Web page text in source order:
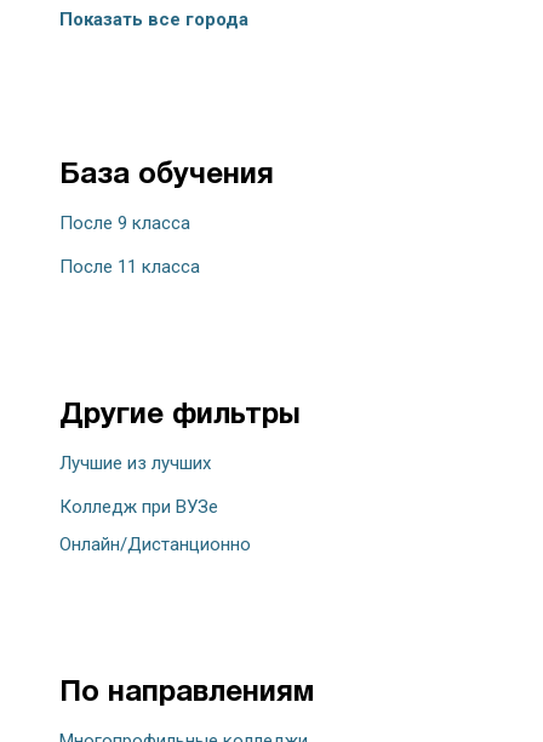
Показать все города
База обучения
После 9 класса
После 11 класса
Другие фильтры
Лучшие из лучших
Колледж при ВУЗе
Онлайн/Дистанционно
По направлениям